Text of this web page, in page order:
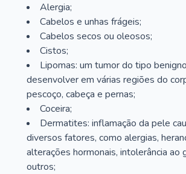
Alergia;
Cabelos e unhas frágeis;
Cabelos secos ou oleosos;
Cistos;
Lipomas: um tumor do tipo
desenvolver em várias regiões do
pescoço, cabeça e pernas;
Coceira;
Dermatites: inflamação da pele
diversos fatores, como alergias,
alterações hormonais, intolerância ao
outros;